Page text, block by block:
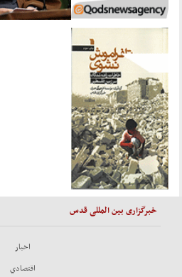
خبرگزاری بین المللی قدس
اخبار
اقتصادي